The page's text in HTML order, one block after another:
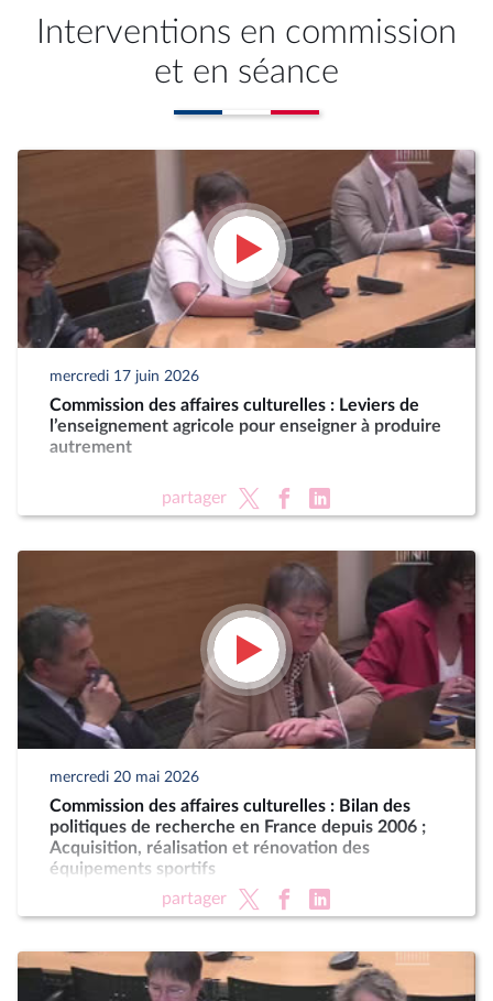
Interventions en commission
et en séance
mercredi 17 juin 2026
Commission des affaires culturelles : Leviers de
l’enseignement agricole pour enseigner à produire
autrement
partager
mercredi 20 mai 2026
Commission des affaires culturelles : Bilan des
politiques de recherche en France depuis 2006 ;
Acquisition, réalisation et rénovation des
équipements sportifs
partager